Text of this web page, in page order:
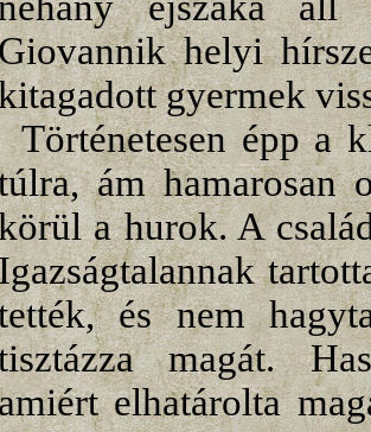
helyi
gyermek
Történetesen épp a
ám hamarosan
a hurok. A
és nem
magát.
elhatárolta